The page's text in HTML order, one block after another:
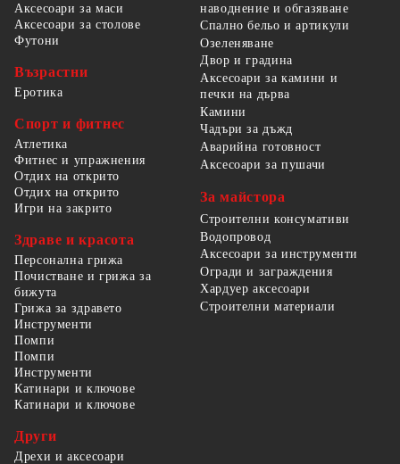
Аксесоари за маси
Аксесоари за столове
Футони
Възрастни
Еротика
Спорт и фитнес
Атлетика
Фитнес и упражнения
Отдих на открито
Отдих на открито
Игри на закрито
Здраве и красота
Персонална грижа
Почистване и грижа за
бижута
Грижа за здравето
наводнение и обгазяване
Спално бельо и артикули
Озеленяване
Двор и градина
Аксесоари за камини и
печки на дърва
Камини
Чадъри за дъжд
Аварийна готовност
Аксесоари за пушачи
За майстора
Строителни консумативи
Водопровод
Аксесоари за инструменти
Огради и заграждения
Хардуер аксесоари
Строителни материали
Инструменти
Помпи
Помпи
Инструменти
Катинари и ключове
Катинари и ключове
Други
Дрехи и аксесоари